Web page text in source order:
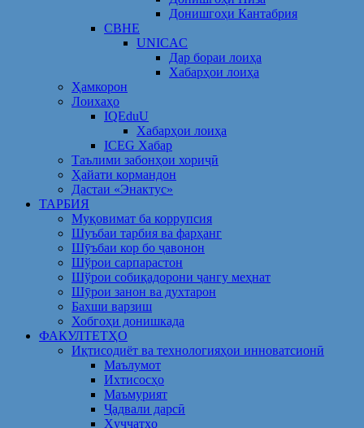
Донишгоҳи Кантабрия
CBHE
UNICAC
Дар бораи лоиҳа
Хабарҳои лоиҳа
Ҳамкорон
Лоихаҳо
IQEduU
Хабарҳои лоиҳа
ICEG Хабар
Таълими забонҳои хориҷӣ
Ҳайати кормандон
Дастаи «Энактус»
ТАРБИЯ
Муқовимат ба коррупсия
Шуъбаи тарбия ва фарҳанг
Шӯъбаи кор бо ҷавонон
Шўрои сарпарастон
Шўрои собиқадорони ҷангу меҳнат
Шӯрои занон ва духтарон
Бахши варзиш
Хобгоҳи донишкада
ФАКУЛТЕТҲО
Иқтисодиёт ва технологияҳои инноватсионӣ
Маълумот
Ихтисосҳо
Маъмурият
Ҷадвали дарсӣ
Ҳуҷҷатҳо